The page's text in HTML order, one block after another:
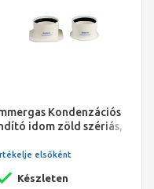
Kondenzációs
idom zöld szériás,
Készleten
elsőként